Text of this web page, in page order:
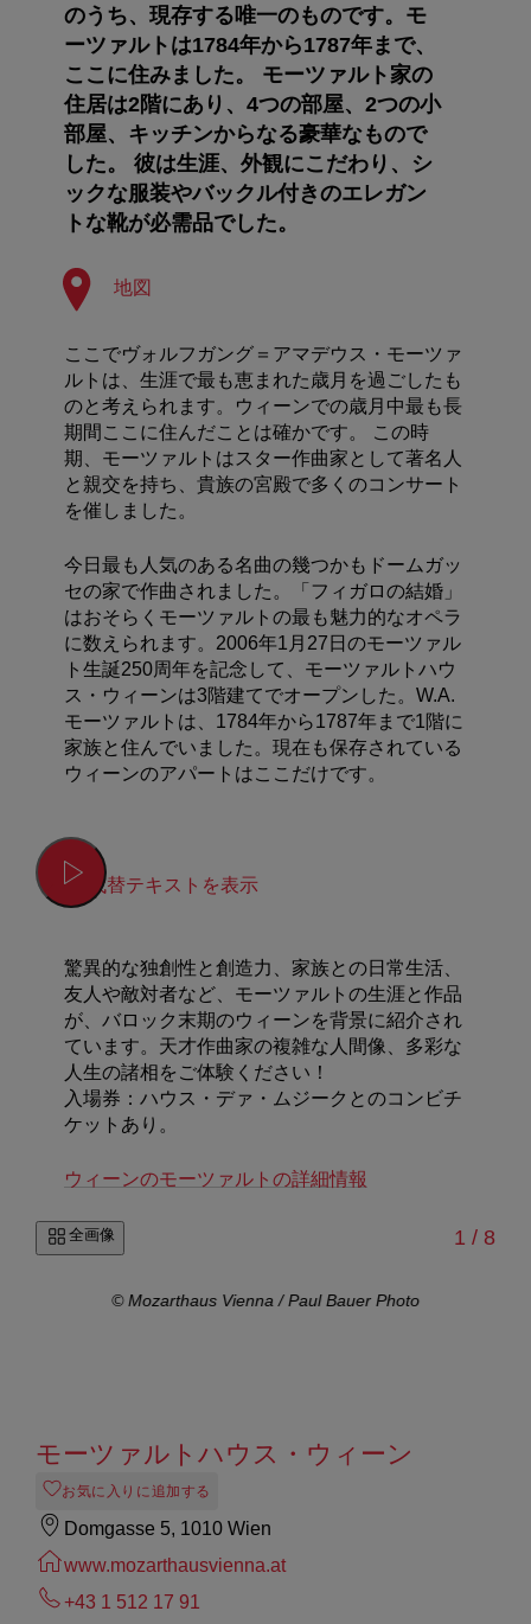
のうち、現存する唯一のものです。モ
ーツァルトは1784年から1787年まで、
ここに住みました。 モーツァルト家の
住居は2階にあり、4つの部屋、2つの小
部屋、キッチンからなる豪華なもので
した。 彼は生涯、外観にこだわり、シ
ックな服装やバックル付きのエレガン
トな靴が必需品でした。
地図
ここでヴォルフガング＝アマデウス・モーツァ
ルトは、生涯で最も恵まれた歳月を過ごしたも
のと考えられます。ウィーンでの歳月中最も長
期間ここに住んだことは確かです。 この時
期、モーツァルトはスター作曲家として著名人
と親交を持ち、貴族の宮殿で多くのコンサート
を催しました。
今日最も人気のある名曲の幾つかもドームガッ
セの家で作曲されました。「フィガロの結婚」
はおそらくモーツァルトの最も魅力的なオペラ
に数えられます。2006年1月27日のモーツァル
ト生誕250周年を記念して、モーツァルトハウ
ス・ウィーンは3階建てでオープンした。W.A.
モーツァルトは、1784年から1787年まで1階に
家族と住んでいました。現在も保存されている
ウィーンのアパートはここだけです。
代替テキストを表示
驚異的な独創性と創造力、家族との日常生活、
友人や敵対者など、モーツァルトの生涯と作品
が、バロック末期のウィーンを背景に紹介され
ています。天才作曲家の複雑な人間像、多彩な
人生の諸相をご体験ください！
入場券：ハウス・デァ・ムジークとのコンビチ
ケットあり。
ウィーンのモーツァルトの詳細情報
全画像 1 // 8
© Mozarthaus Vienna / Paul Bauer Photo
モーツァルトハウス・ウィーン
お気に入りに追加する
Domgasse 5, 1010 Wien
www.mozarthausvienna.at
+43 1 512 17 91